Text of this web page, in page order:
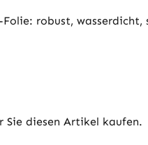
robust, wasserdicht,
Sie diesen Artikel kaufen.